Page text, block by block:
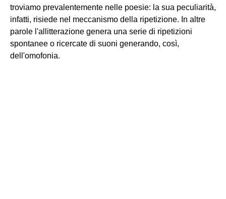
troviamo prevalentemente nelle poesie: la sua peculiarità,
infatti, risiede nel meccanismo della ripetizione. In altre
parole l'allitterazione genera una serie di ripetizioni
spontanee o ricercate di suoni generando, così,
dell'omofonia.